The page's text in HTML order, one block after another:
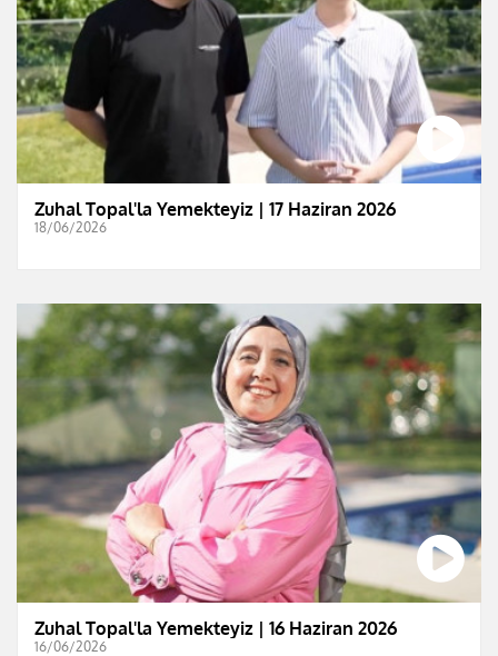
Zuhal Topal'la Yemekteyiz | 17 Haziran 2026
18/06/2026
Zuhal Topal'la Yemekteyiz | 16 Haziran 2026
16/06/2026